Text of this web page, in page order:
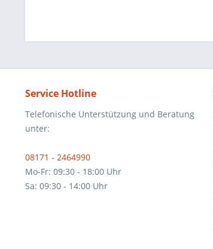
Service Hotline
Telefonische Unterstützung und Beratung
unter:
08171 - 2464990
Mo-Fr: 09:30 - 18:00 Uhr
Sa: 09:30 - 14:00 Uhr